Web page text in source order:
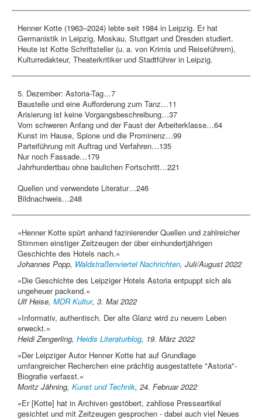
Henner Kotte (1963–2024) lebte seit 1984 in Leipzig. Er hat
Germanistik in Leipzig, Moskau, Stuttgart und Dresden studiert.
Heute ist Kotte Schriftsteller (u. a. von Krimis und Reiseführern),
Kulturredakteur, Theaterkritiker und Stadtführer in Leipzig.
5. Dezember: Astoria-Tag…7
Baustelle und eine Aufforderung zum Tanz…11
Arisierung ist keine Vorgangsbeschreibung…37
Vom schweren Anfang und der Faust der Arbeiterklasse…64
Kunst im Hause, Spione und die Prominenz…99
Parteiführung mit Auftrag und Verfahren…135
Nur noch Fassade…179
Jahrhundertbau ohne baulichen Fortschritt…221
Quellen und verwendete Literatur…246
Bildnachweis…248
»Henner Kotte spürt anhand fazinierender Quellen und zahlreicher
Stimmen einstiger Zeitzeugen der über einhundertjährigen
Geschichte des Hotels nach.«
Johannes Popp, Waldstraßenviertel Nachrichten, Juli/August 2022
»Die Geschichte des Leipziger Hotels Astoria entpuppt sich als
ungeheuer packend.«
Ulf Heise, MDR Kultur, 3. Mai 2022
»Informativ, authentisch. Der alte Glanz wird zu neuem Leben
erweckt.«
Heidi Zengerling, Heidis Literaturblog, 19. März 2022
»Der Leipziger Autor Henner Kotte hat auf Grundlage
umfangreicher Recherchen eine prächtig ausgestattete "Astoria"-
Biografie verfasst.«
Moritz Jähning, Kunst und Technik, 24. Februar 2022
»Er [Kotte] hat in Archiven gestöbert, zahllose Presseartikel
gesichtet und mit Zeitzeugen gesprochen - dabei auch viel Neues